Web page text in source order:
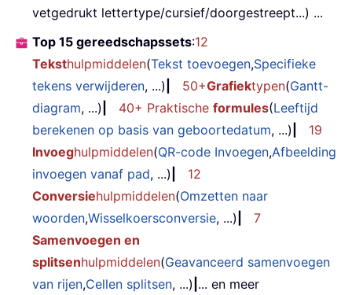
vetgedrukt lettertype/cursief/doorgestreept...) ...
Top 15 gereedschapssets:12
Teksthulpmiddelen(Tekst toevoegen,Specifieke
tekens verwijderen, ...) 50+Grafiektypen(Gantt-
diagram, ...) 40+ Praktische formules(Leeftijd
berekenen op basis van geboortedatum, ...)
19
Invoeghulpmiddelen(QR-code Invoegen,Afbeelding
invoegen vanaf pad, ...)
12
Conversiehulpmiddelen(Omzetten naar
woorden,Wisselkoersconversie, ...)
7
Samenvoegen en
splitsenhulpmiddelen(Geavanceerd samenvoegen
van rijen,Cellen splitsen, ...) ... en meer